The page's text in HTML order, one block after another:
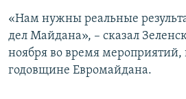
«Нам нужны реальные
дел Майдана», – сказал
ноября во время
годовщине Евромайдана.